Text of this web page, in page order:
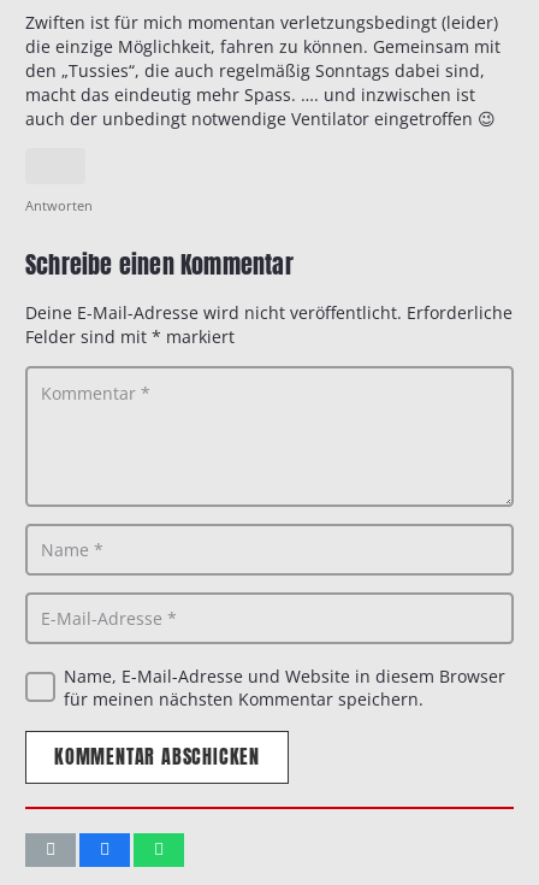
Zwiften ist für mich momentan verletzungsbedingt (leider)
die einzige Möglichkeit, fahren zu können. Gemeinsam mit
den „Tussies“, die auch regelmäßig Sonntags dabei sind,
macht das eindeutig mehr Spass. …. und inzwischen ist
auch der unbedingt notwendige Ventilator eingetroffen 😉
Antworten
Schreibe einen Kommentar
Deine E-Mail-Adresse wird nicht veröffentlicht. Erforderliche
Felder sind mit * markiert
Name, E-Mail-Adresse und Website in diesem Browser
für meinen nächsten Kommentar speichern.
KOMMENTAR ABSCHICKEN